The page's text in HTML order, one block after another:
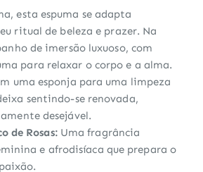
esta espuma se adapta
ritual de beleza e prazer. Na
de imersão luxuoso, com
para relaxar o corpo e a alma.
uma esponja para uma limpeza
sentindo-se renovada,
desejável.
de Rosas:Uma fragrância
e afrodisíaca que prepara o